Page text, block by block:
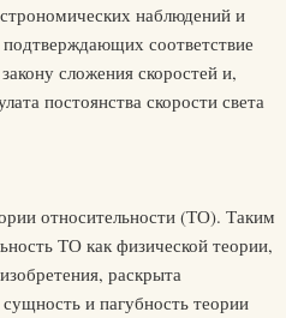
наблюдений и
соответствие
сложения скоростей и,
постоянства скорости света
относительности (ТО). Таким
ТО как физической теории,
раскрыта
и пагубность теории